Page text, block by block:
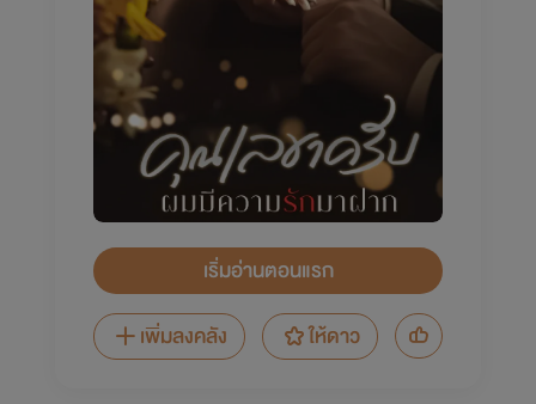
เริ่มอ่านตอนแรก
เพิ่มลงคลัง
ให้ดาว